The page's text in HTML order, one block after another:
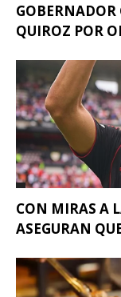
QUIROZ POR
CON MIRAS A
ASEGURAN